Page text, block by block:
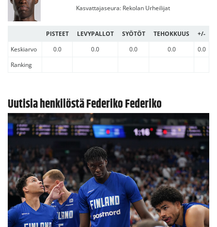
Kasvattajaseura: Rekolan Urheilijat
PISTEET LEVYPALLOT SYÖTÖT TEHOKKUUS
+/-
Keskiarvo
0.0 0.0 0.0 0.0
0.0
Ranking
Uutisia henkilöstä Federiko Federiko